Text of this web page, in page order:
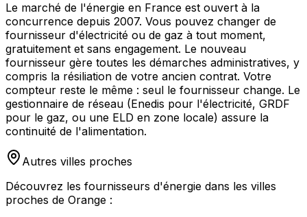
Le marché de l'énergie en France est ouvert à la
concurrence depuis 2007. Vous pouvez changer de
fournisseur d'électricité ou de gaz à tout moment,
gratuitement et sans engagement. Le nouveau
fournisseur gère toutes les démarches administratives, y
compris la résiliation de votre ancien contrat. Votre
compteur reste le même : seul le fournisseur change. Le
gestionnaire de réseau (Enedis pour l'électricité, GRDF
pour le gaz, ou une ELD en zone locale) assure la
continuité de l'alimentation.
Autres villes proches
Découvrez les fournisseurs d'énergie dans les villes
proches de Orange :